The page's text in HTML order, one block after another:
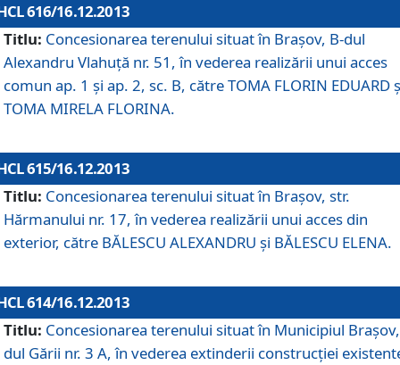
616/16.12.2013
Titlu: Concesionarea terenului situat în Braşov, B-dul
Alexandru Vlahuţă nr. 51, în vederea realizării unui acces
comun ap. 1 şi ap. 2, sc. B, către TOMA FLORIN EDUARD
TOMA MIRELA FLORINA.
615/16.12.2013
Titlu: Concesionarea terenului situat în Braşov, str.
Hărmanului nr. 17, în vederea realizării unui acces din
exterior, către BĂLESCU ALEXANDRU şi BĂLESCU ELENA.
614/16.12.2013
Titlu: Concesionarea terenului situat în Municipiul
dul Gării nr. 3 A, în vederea extinderii construcţiei